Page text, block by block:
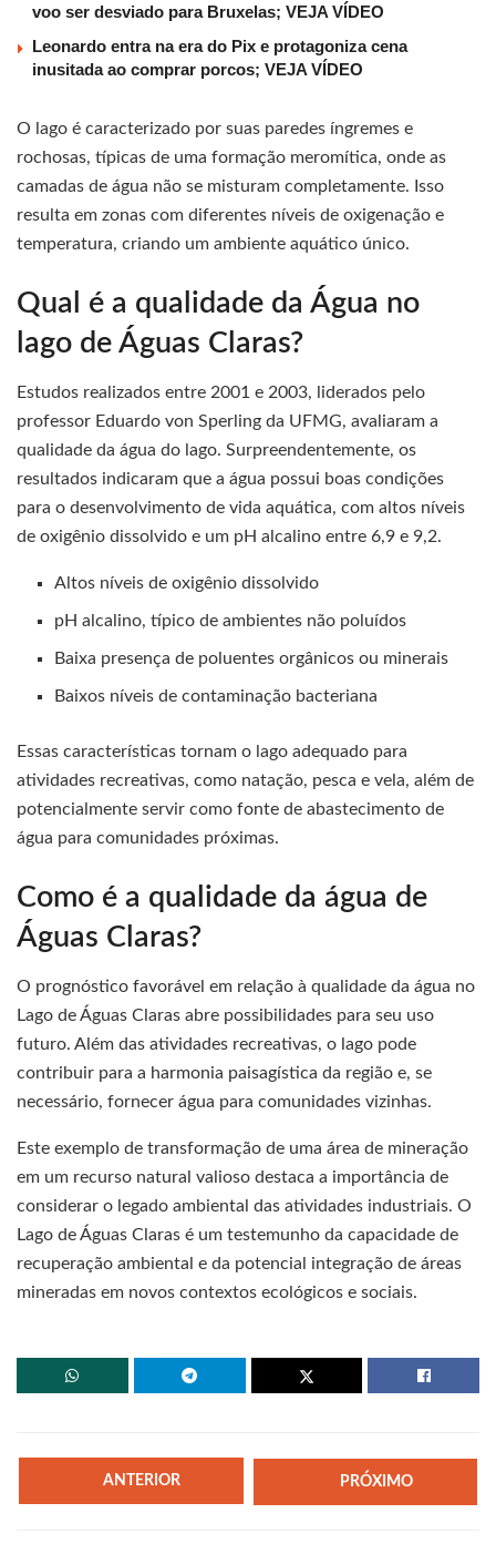
voo ser desviado para Bruxelas; VEJA VÍDEO
Leonardo entra na era do Pix e protagoniza cena
inusitada ao comprar porcos; VEJA VÍDEO
O lago é caracterizado por suas paredes íngremes e
rochosas, típicas de uma formação meromítica, onde as
camadas de água não se misturam completamente. Isso
resulta em zonas com diferentes níveis de oxigenação e
temperatura, criando um ambiente aquático único.
Qual é a qualidade da Água no
lago de Águas Claras?
Estudos realizados entre 2001 e 2003, liderados pelo
professor Eduardo von Sperling da UFMG, avaliaram a
qualidade da água do lago. Surpreendentemente, os
resultados indicaram que a água possui boas condições
para o desenvolvimento de vida aquática, com altos níveis
de oxigênio dissolvido e um pH alcalino entre 6,9 e 9,2.
Altos níveis de oxigênio dissolvido
pH alcalino, típico de ambientes não poluídos
Baixa presença de poluentes orgânicos ou minerais
Baixos níveis de contaminação bacteriana
Essas características tornam o lago adequado para
atividades recreativas, como natação, pesca e vela, além de
potencialmente servir como fonte de abastecimento de
água para comunidades próximas.
Como é a qualidade da água de
Águas Claras?
O prognóstico favorável em relação à qualidade da água no
Lago de Águas Claras abre possibilidades para seu uso
futuro. Além das atividades recreativas, o lago pode
contribuir para a harmonia paisagística da região e, se
necessário, fornecer água para comunidades vizinhas.
Este exemplo de transformação de uma área de mineração
em um recurso natural valioso destaca a importância de
considerar o legado ambiental das atividades industriais. O
Lago de Águas Claras é um testemunho da capacidade de
recuperação ambiental e da potencial integração de áreas
mineradas em novos contextos ecológicos e sociais.
ANTERIOR PRÓXIMO